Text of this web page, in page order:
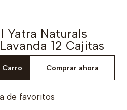
Yatra Naturals
12 Cajitas
Carro Comprar ahora
de favoritos